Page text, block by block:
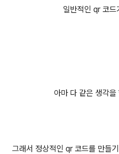
일반적인 qr 코드
아마 다 같은 생각을
그래서 정상적인 qr 코드를 만들